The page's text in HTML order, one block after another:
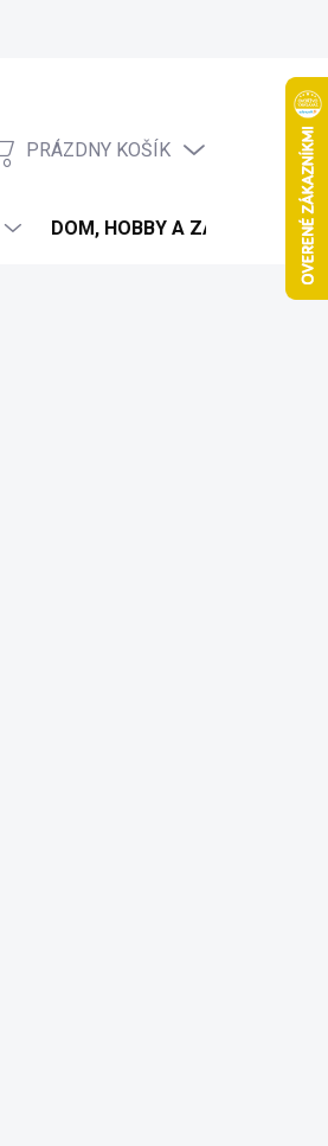
NÁKUPNÝ
PRÁZDNY KOŠÍK
DOM, HOBBY A ZÁHRADA